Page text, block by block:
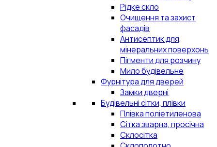
Рідке скло
Очищення та захист
фасадів
Антисептик для
мінеральних поверхонь
Пігменти для розчину
Мило будівельне
Фурнітура для дверей
Замки дверні
Будівельні сітки, плівки
Плівка поліетиленова
Сітка зварна, просічна
Склосітка